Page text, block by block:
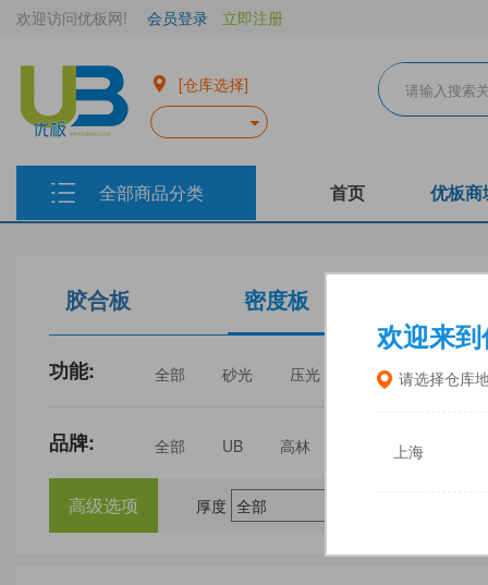
欢迎来到
请选择仓库
上海
欢迎访问优板网! 会员登录 立即注册
[仓库选择]
全部商品分类 首页 优板商
胶合板 密度板
功能: 全部 砂光 压光 家具 门板
品牌: 全部 UB 高林 中福
三威
建瓯福人
高级选项 厚度